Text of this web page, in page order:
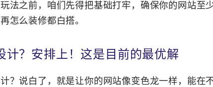
法之前，咱们先得把基础打牢，确保你的网站至
怎么装修都白搭。
计？安排上！这是目前的最优解
？说白了，就是让你的网站像变色龙一样，能在